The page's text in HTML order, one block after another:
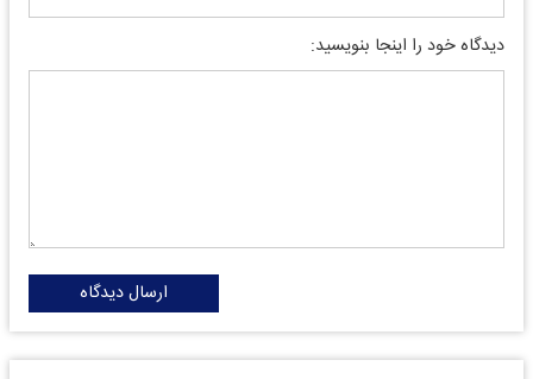
دیدگاه خود را اینجا بنویسید:
ارسال دیدگاه